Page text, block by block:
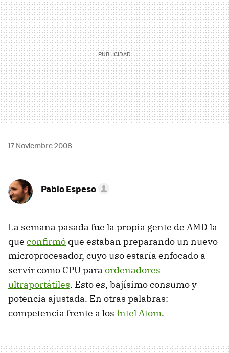
17 Noviembre 2008
Pablo Espeso
La semana pasada fue la propia gente de AMD la
que confirmó que estaban preparando un nuevo
microprocesador, cuyo uso estaría enfocado a
servir como CPUpara ordenadores
ultraportátiles. Esto es, bajísimo consumo y
potencia ajustada. En otras palabras:
competencia frente a los Intel Atom.